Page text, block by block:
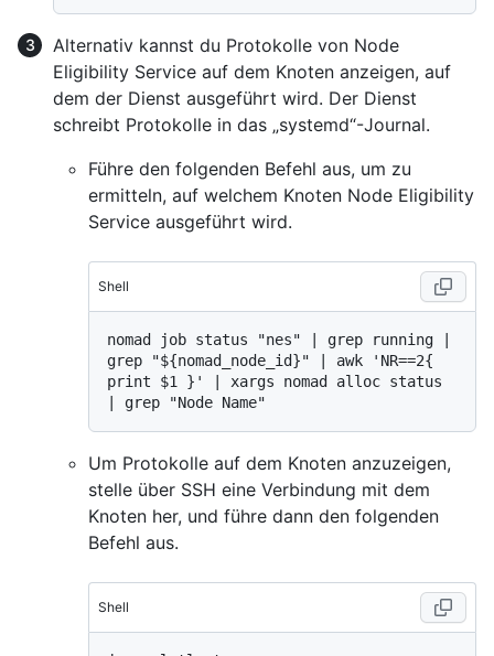
Alternativ kannst du Protokolle von Node
Eligibility Service auf dem Knoten anzeigen, auf
dem der Dienst ausgeführt wird. Der Dienst
schreibt Protokolle in das „systemd“-Journal.
Führe den folgenden Befehl aus, um zu
ermitteln, auf welchem Knoten Node Eligibility
Service ausgeführt wird.
Shell
nomad job status "nes" | grep running |
grep "${nomad_node_id}" | awk 'NR==2{
print $1 }' | xargs nomad alloc status
Um Protokolle auf dem Knoten anzuzeigen,
stelle über SSH eine Verbindung mit dem
Knoten her, und führe dann den folgenden
Befehl aus.
Shell